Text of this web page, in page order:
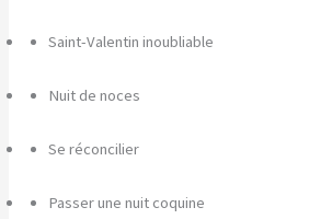
Saint-Valentin inoubliable
Nuit de noces
Se réconcilier
Passer une nuit coquine